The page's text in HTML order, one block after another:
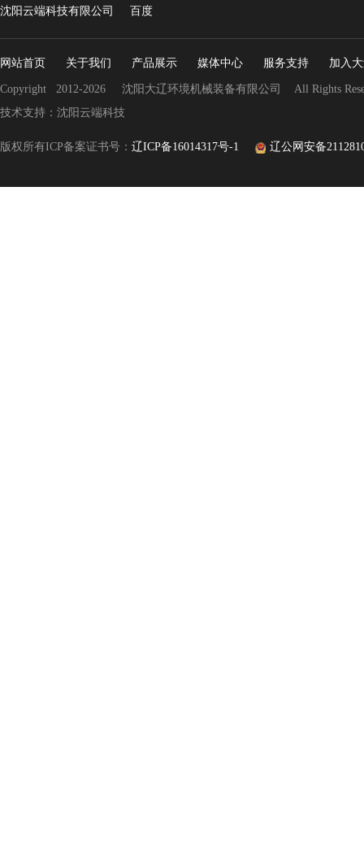
沈阳云端科技有限公司 百度
网站首页 关于我们 产品展示 媒体中心 服务支持 加入
Copyright 2012-2026 沈阳大辽环境机械装备有限公司 All Rights
技术支持：沈阳云端科技
版权所有ICP备案证书号： 辽ICP备16014317号-1 辽公网安备